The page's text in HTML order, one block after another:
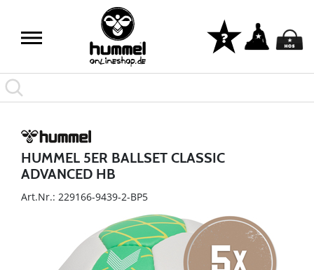
HUMMEL 5ER BALLSET CLASSIC
ADVANCED HB
Art.Nr.: 229166-9439-2-BP5